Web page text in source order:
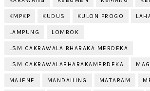
KMPKP KUDUS KULON PROGO
LAMPUNG LOMBOK
LSM CAKRAWALA BHARAKA MERDEKA
LSM CAKRAWALABHARAKAMERDEKA
MAJENE MANDAILING MATARAM